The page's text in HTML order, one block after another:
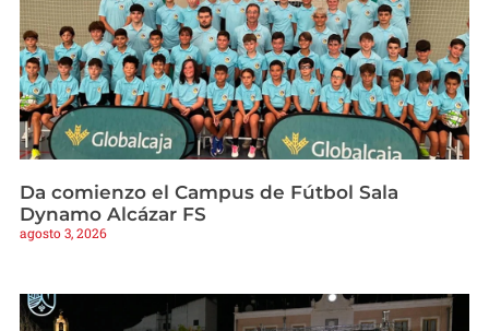
Da comienzo el Campus de Fútbol Sala
Dynamo Alcázar FS
agosto 3, 2026